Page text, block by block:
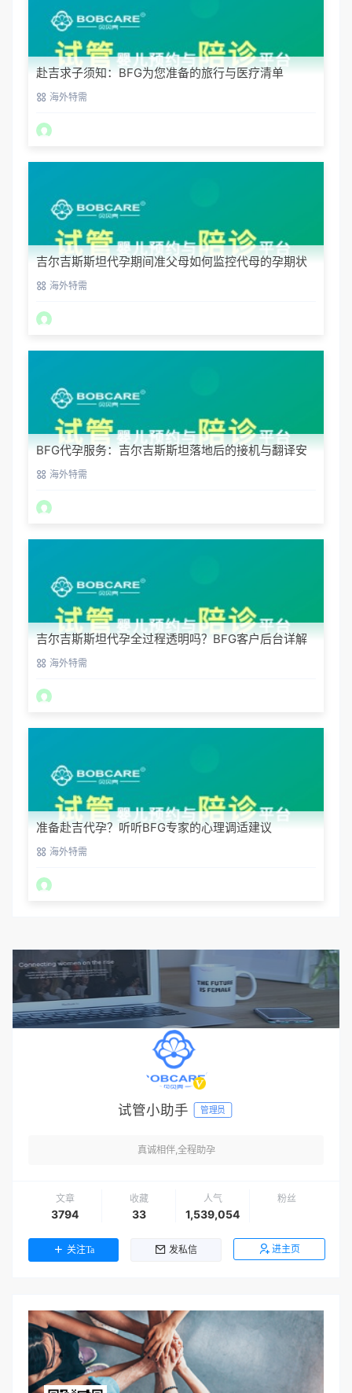
赴吉求子须知：BFG为您准备的旅行与医疗清单
海外特需
吉尔吉斯斯坦代孕期间准父母如何监控代母的孕期状
态？海外特需
BFG代孕服务：吉尔吉斯斯坦落地后的接机与翻译安
排 海外特需
吉尔吉斯斯坦代孕全过程透明吗？BFG客户后台详解
海外特需
准备赴吉代孕？听听BFG专家的心理调适建议
海外特需
试管小助手 管理员
真诚相伴,全程助孕
文章
3794
收藏
33
人气
1,539,054
粉丝
关注Ta 发私信 进主页